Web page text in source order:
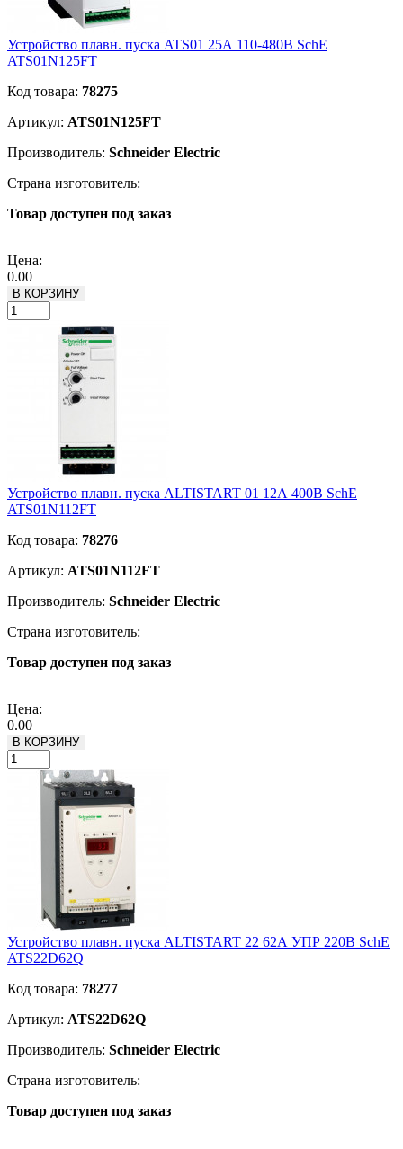
Устройство плавн. пуска ATS01 25А 110-480В SchE
ATS01N125FT
Код товара: 78275
Артикул: ATS01N125FT
Производитель: Schneider Electric
Страна изготовитель:
Товар доступен под заказ
Цена:
0.00
В КОРЗИНУ
Устройство плавн. пуска ALTISTART 01 12А 400В SchE
ATS01N112FT
Код товара: 78276
Артикул: ATS01N112FT
Производитель: Schneider Electric
Страна изготовитель:
Товар доступен под заказ
Цена:
0.00
В КОРЗИНУ
Устройство плавн. пуска ALTISTART 22 62А УПР 220В SchE
ATS22D62Q
Код товара: 78277
Артикул: ATS22D62Q
Производитель: Schneider Electric
Страна изготовитель:
Товар доступен под заказ